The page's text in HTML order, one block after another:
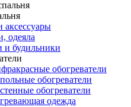
аксессуары
одеяла
и будильники
обогреватели
обогреватели
обогреватели
одежда